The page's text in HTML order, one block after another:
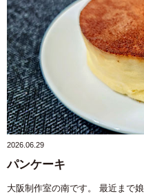
2026.06.29
パンケーキ
大阪制作室の南です。 最近まで